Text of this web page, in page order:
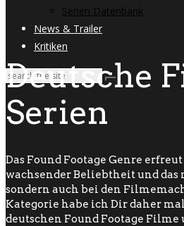
Serien Datenbank
News & Trailer
Kritiken
Deutsche
Serien
Das Found Footage Genre
wachsender Beliebtheit und das
sondern auch bei den
Kategorie habe ich Dir daher
deutschen Found Footage Filme